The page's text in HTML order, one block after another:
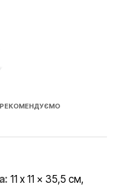
РЕКОМЕНДУЄМО
11 x 11 x 35,5 см,